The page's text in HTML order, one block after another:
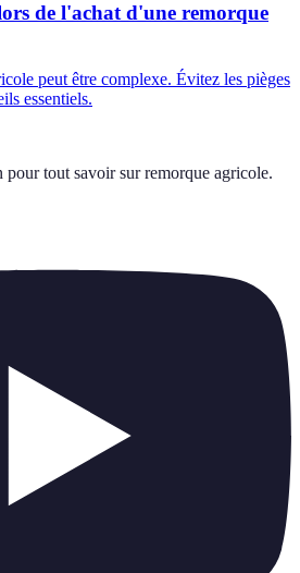
de l'achat d'une remorque
peut être complexe. Évitez les pièges
essentiels.
pour tout savoir sur remorque agricole.